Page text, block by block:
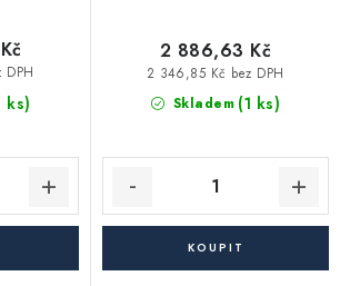
ks) Skladem (1 ks)
2 346,85 Kč bez DPH
2 886,63 Kč